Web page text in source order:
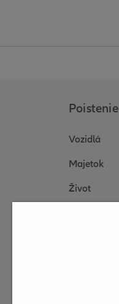
Poistenie
Vozidlá
Majetok
Život